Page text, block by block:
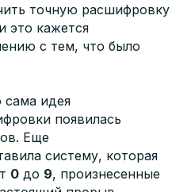
точную расшифровку
это кажется
с тем, что было
сама идея
появилась
Еще
систему, которая
0 до 9, произнесенные